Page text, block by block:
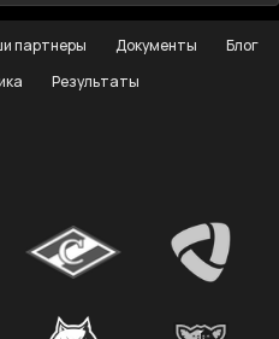
партнеры Документы
Блог
Результаты